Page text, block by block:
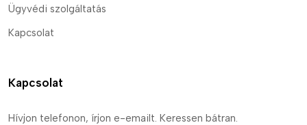
Ügyvédi szolgáltatás
Kapcsolat
Kapcsolat
Hívjon telefonon, írjon e-emailt. Keressen bátran.